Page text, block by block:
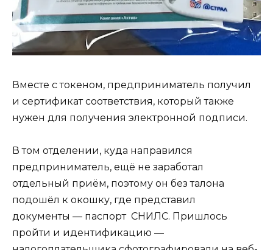
Вместе с токеном, предприниматель получил
и сертификат соответствия, который также
нужен для получения электронной подписи.
В том отделении, куда направился
предприниматель, ещё не заработал
отдельный приём, поэтому он без талона
подошёл к окошку, где представил
документы — паспорт СНИЛС. Пришлось
пройти и идентификацию —